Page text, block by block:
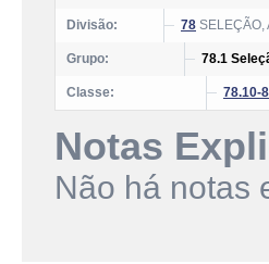
Divisão: 78 SELEÇÃO,
Grupo: 78.1
Classe: 78.10-8
Notas
Não há notas